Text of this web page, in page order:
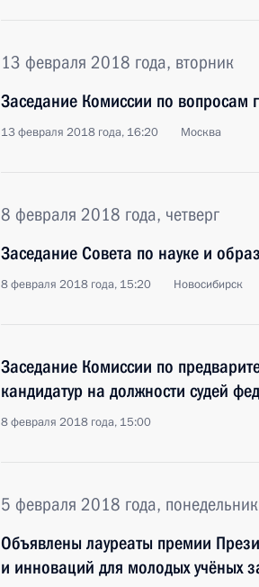
13 февраля 2018 года, вторник
Заседание Комиссии по вопросам
13 февраля 2018 года, 16:20 Москва
8 февраля 2018 года, четверг
Заседание Совета по науке и
8 февраля 2018 года, 15:20 Новосибирск
Заседание Комиссии по
кандидатур на должности судей
8 февраля 2018 года, 15:00
5 февраля 2018 года, понедельник
Объявлены лауреаты премии
и инноваций для молодых учёных